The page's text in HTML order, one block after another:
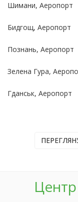
Шимани, Аеропорт
Бидгощ, Аеропорт
Познань, Аеропорт
Зелена Гура,
Гданськ, Аеропорт